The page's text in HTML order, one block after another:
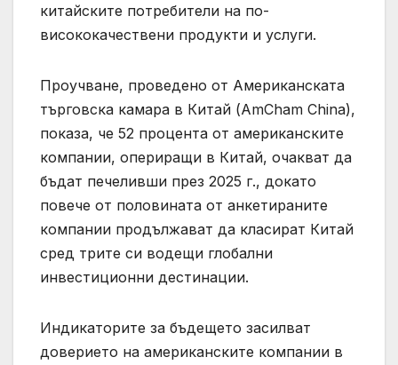
китайските потребители на по-
висококачествени продукти и услуги.
Проучване, проведено от Американската
търговска камара в Китай (AmCham China),
показа, че 52 процента от американските
компании, опериращи в Китай, очакват да
бъдат печеливши през 2025 г., докато
повече от половината от анкетираните
компании продължават да класират Китай
сред трите си водещи глобални
инвестиционни дестинации.
Индикаторите за бъдещето засилват
доверието на американските компании в